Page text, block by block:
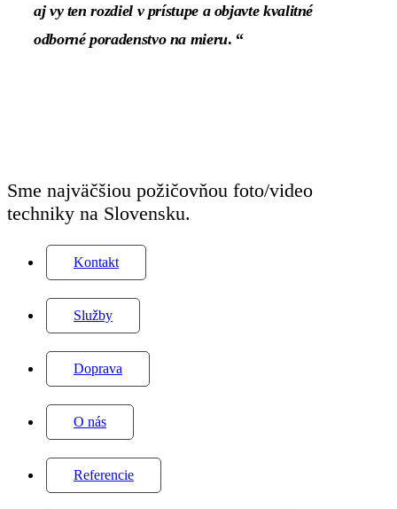
aj vy ten rozdiel v prístupe a objavte kvalitné
odborné poradenstvo na mieru. “
Sme najväčšiou požičovňou foto/video
techniky na Slovensku.
Kontakt
Služby
Doprava
O nás
Referencie